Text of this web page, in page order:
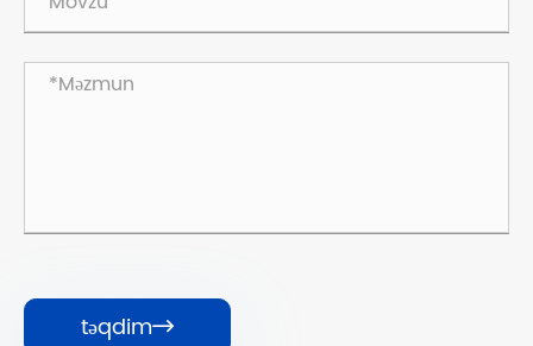
təqdim